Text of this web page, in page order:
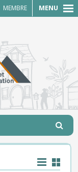
MEMBRE MENU